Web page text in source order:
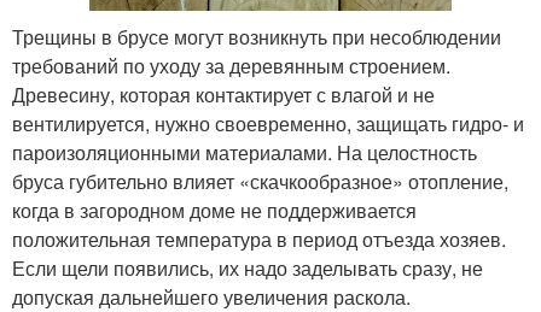
Трещины в брусе могут возникнуть при несоблюдении
требований по уходу за деревянным строением.
Древесину, которая контактирует с влагой и не
вентилируется, нужно своевременно, защищать гидро- и
пароизоляционными материалами. На целостность
бруса губительно влияет «скачкообразное» отопление,
когда в загородном доме не поддерживается
положительная температура в период отъезда хозяев.
Если щели появились, их надо заделывать сразу, не
допуская дальнейшего увеличения раскола.